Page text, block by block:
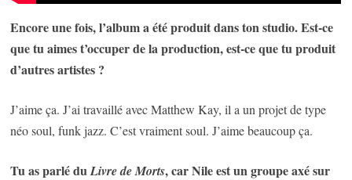
Encore une fois, l’album a été produit dans ton studio. Est-ce
que tu aimes t’occuper de la production, est-ce que tu produit
d’autres artistes ?
J’aime ça. J’ai travaillé avec Matthew Kay, il a un projet de type
néo soul, funk jazz. C’est vraiment soul. J’aime beaucoup ça.
Tu as parlé duLivre de Morts, car Nile est un groupe axé sur